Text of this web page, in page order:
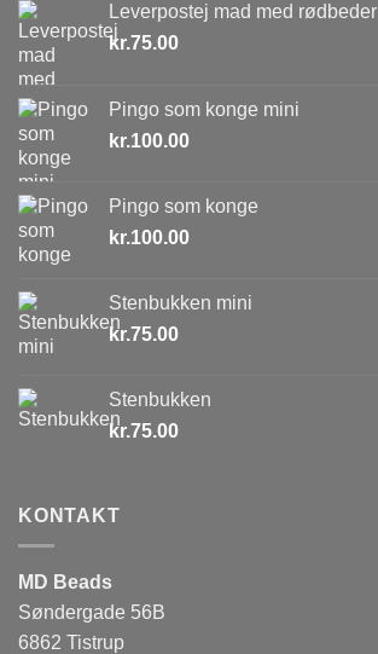
Leverpostej mad med rødbeder
kr.75.00
Pingo som konge mini
kr.100.00
Pingo som konge
kr.100.00
Stenbukken mini
kr.75.00
Stenbukken
kr.75.00
KONTAKT
MD Beads
Søndergade 56B
6862 Tistrup